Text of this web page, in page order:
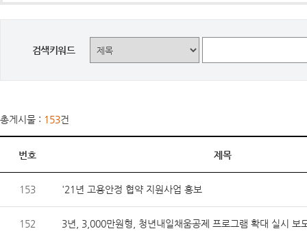
검색키워드
총게시물 : 153건
번호 제목
153 '21년 고용안정 협약 지원사업 홍보
152 3년, 3,000만원형, 청년내일채움공제 프로그램 확대 실시